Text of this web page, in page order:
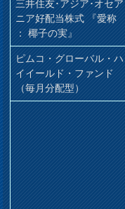
三井住友･アジア･オセア
ニア好配当株式 『愛称
： 椰子の実』
ピムコ・グローバル・ハ
イイールド・ファンド
（毎月分配型）